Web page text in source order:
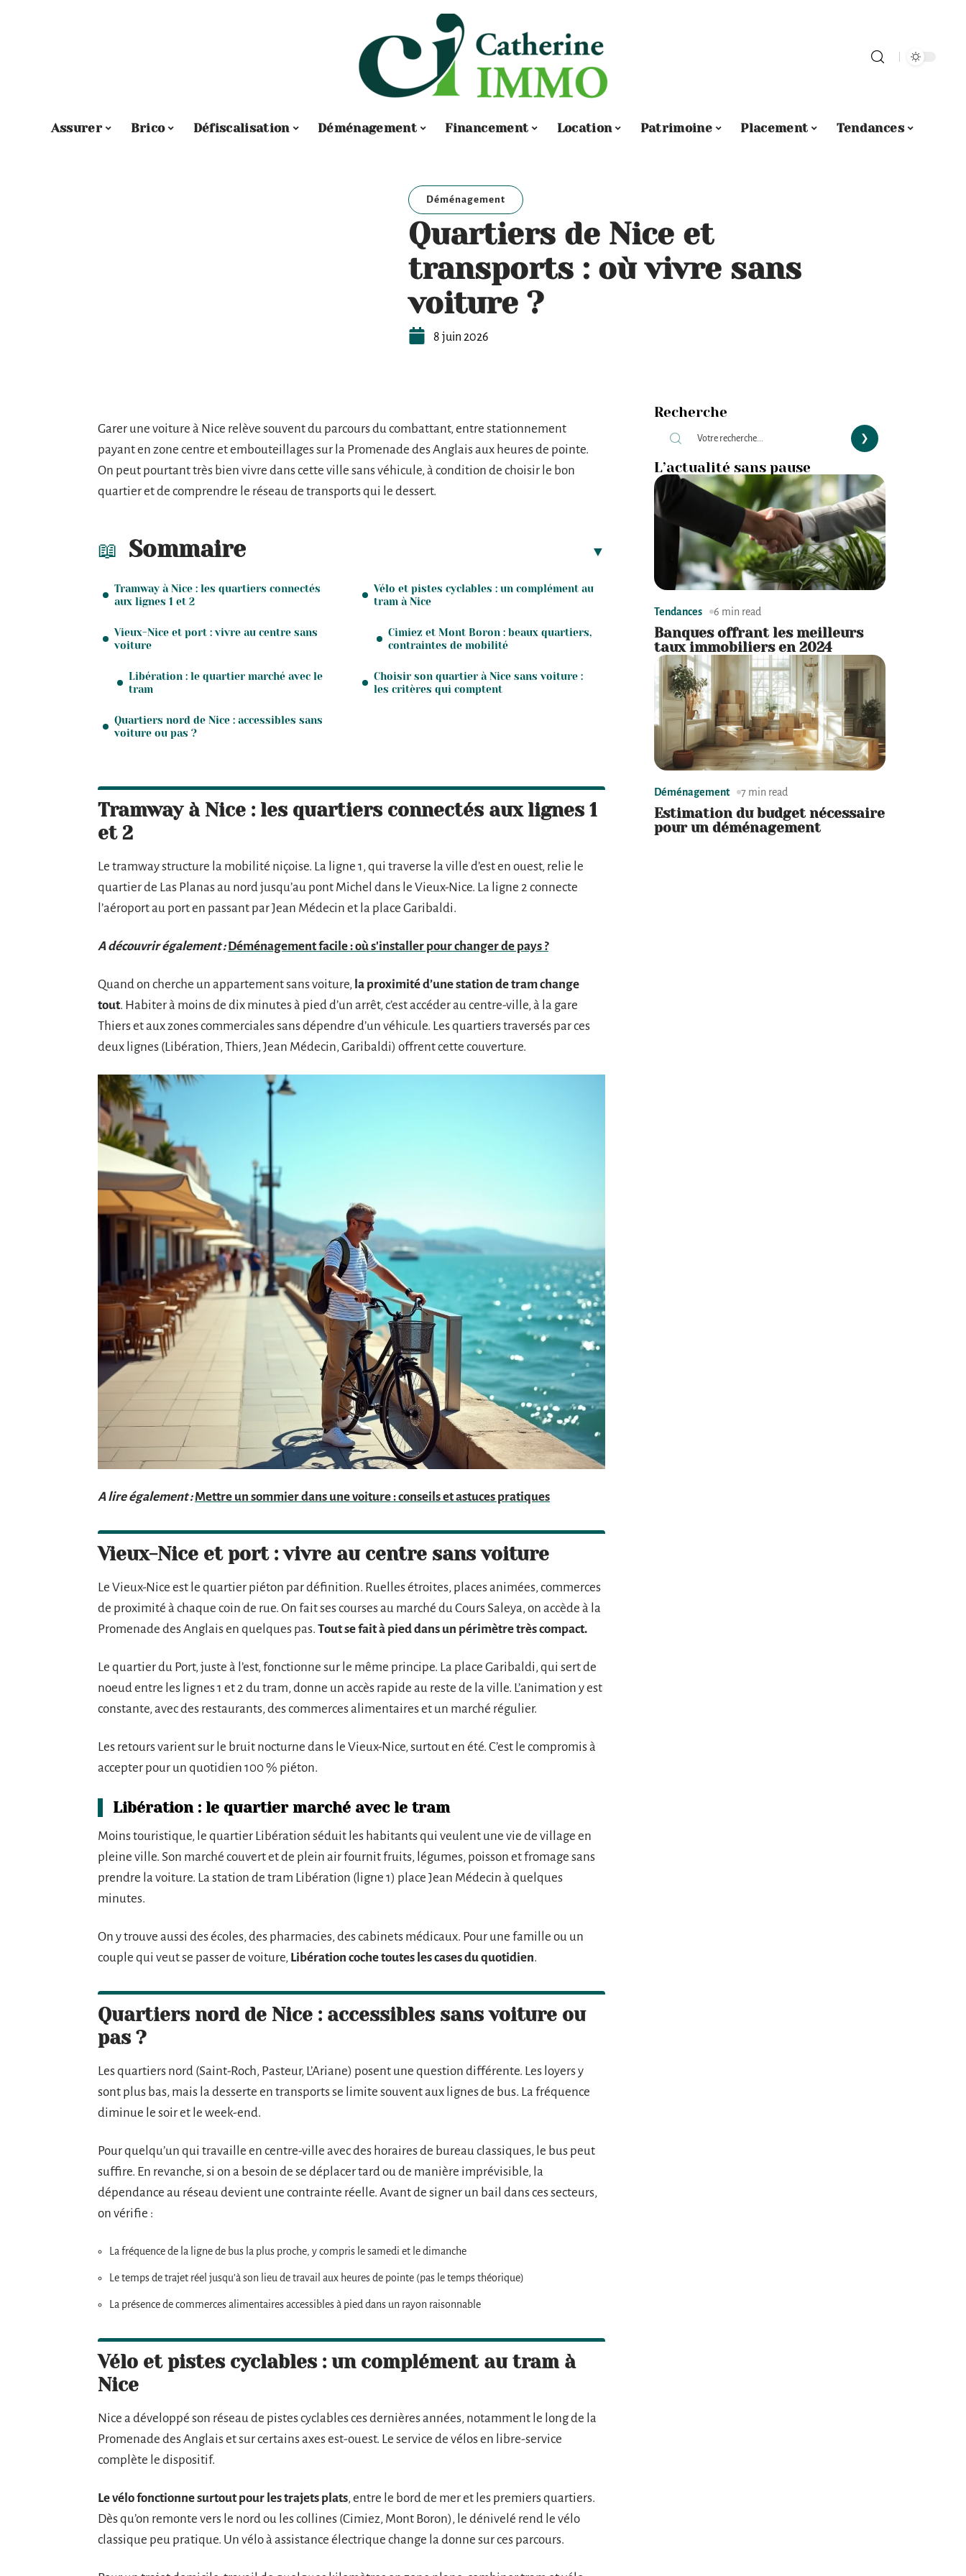
Assurer Brico Défiscalisation Déménagement Financement Location Patrimoine Placement Tendances
Déménagement
Quartiers de Nice et
transports : où vivre sans
voiture ?
8 juin 2026
Garer une voiture à Nice relève souvent du parcours du combattant, entre stationnement
payant en zone centre et embouteillages sur la Promenade des Anglais aux heures de pointe.
On peut pourtant très bien vivre dans cette ville sans véhicule, à condition de choisir le bon
quartier et de comprendre le réseau de transports qui le dessert.
Sommaire
Tramway à Nice : les quartiers connectés
aux lignes 1 et 2
Vieux-Nice et port : vivre au centre sans
voiture
Libération : le quartier marché avec le
tram
Quartiers nord de Nice : accessibles sans
voiture ou pas ?
Vélo et pistes cyclables : un complément au
tram à Nice
Cimiez et Mont Boron : beaux quartiers,
contraintes de mobilité
Choisir son quartier à Nice sans voiture :
les critères qui comptent
Tramway à Nice : les quartiers connectés aux lignes 1
et 2
Le tramway structure la mobilité niçoise. La ligne 1, qui traverse la ville d’est en ouest, relie le
quartier de Las Planas au nord jusqu’au pont Michel dans le Vieux-Nice. La ligne 2 connecte
l’aéroport au port en passant par Jean Médecin et la place Garibaldi.
A découvrir également : Déménagement facile : où s'installer pour changer de pays ?
Quand on cherche un appartement sans voiture, la proximité d’une station de tram change
tout. Habiter à moins de dix minutes à pied d’un arrêt, c’est accéder au centre-ville, à la gare
Thiers et aux zones commerciales sans dépendre d’un véhicule. Les quartiers traversés par ces
deux lignes (Libération, Thiers, Jean Médecin, Garibaldi) offrent cette couverture.
A lire également : Mettre un sommier dans une voiture : conseils et astuces pratiques
Vieux-Nice et port : vivre au centre sans voiture
Le Vieux-Nice est le quartier piéton par définition. Ruelles étroites, places animées, commerces
de proximité à chaque coin de rue. On fait ses courses au marché du Cours Saleya, on accède à la
Promenade des Anglais en quelques pas. Tout se fait à pied dans un périmètre très compact.
Le quartier du Port, juste à l’est, fonctionne sur le même principe. La place Garibaldi, qui sert de
noeud entre les lignes 1 et 2 du tram, donne un accès rapide au reste de la ville. L’animation y est
constante, avec des restaurants, des commerces alimentaires et un marché régulier.
Les retours varient sur le bruit nocturne dans le Vieux-Nice, surtout en été. C’est le compromis à
accepter pour un quotidien 100 % piéton.
Libération : le quartier marché avec le tram
Moins touristique, le quartier Libération séduit les habitants qui veulent une vie de village en
pleine ville. Son marché couvert et de plein air fournit fruits, légumes, poisson et fromage sans
prendre la voiture. La station de tram Libération (ligne 1) place Jean Médecin à quelques
minutes.
On y trouve aussi des écoles, des pharmacies, des cabinets médicaux. Pour une famille ou un
couple qui veut se passer de voiture, Libération coche toutes les cases du quotidien.
Quartiers nord de Nice : accessibles sans voiture ou
pas ?
Les quartiers nord (Saint-Roch, Pasteur, L’Ariane) posent une question différente. Les loyers y
sont plus bas, mais la desserte en transports se limite souvent aux lignes de bus. La fréquence
diminue le soir et le week-end.
Pour quelqu’un qui travaille en centre-ville avec des horaires de bureau classiques, le bus peut
suffire. En revanche, si on a besoin de se déplacer tard ou de manière imprévisible, la
dépendance au réseau devient une contrainte réelle. Avant de signer un bail dans ces secteurs,
on vérifie :
La fréquence de la ligne de bus la plus proche, y compris le samedi et le dimanche
Le temps de trajet réel jusqu’à son lieu de travail aux heures de pointe (pas le temps théorique)
La présence de commerces alimentaires accessibles à pied dans un rayon raisonnable
Vélo et pistes cyclables : un complément au tram à
Nice
Nice a développé son réseau de pistes cyclables ces dernières années, notamment le long de la
Promenade des Anglais et sur certains axes est-ouest. Le service de vélos en libre-service
complète le dispositif.
Le vélo fonctionne surtout pour les trajets plats, entre le bord de mer et les premiers quartiers.
Dès qu’on remonte vers le nord ou les collines (Cimiez, Mont Boron), le dénivelé rend le vélo
classique peu pratique. Un vélo à assistance électrique change la donne sur ces parcours.
Recherche
L’actualité sans pause
Tendances 6 min read
Banques offrant les meilleurs
taux immobiliers en 2024
Déménagement 7 min read
Estimation du budget nécessaire
pour un déménagement